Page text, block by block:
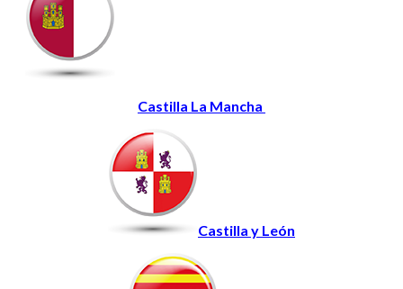
Castilla La Mancha
Castilla y León